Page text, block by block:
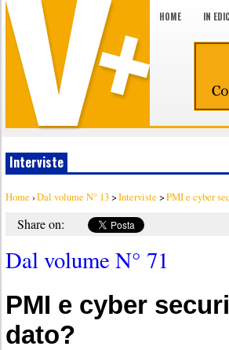
HOME IN
Interviste
Home ›Dal volume N° 13>Interviste >PMI e cyber
Share on:
Dal volume N° 71
PMI e cyber
dato?